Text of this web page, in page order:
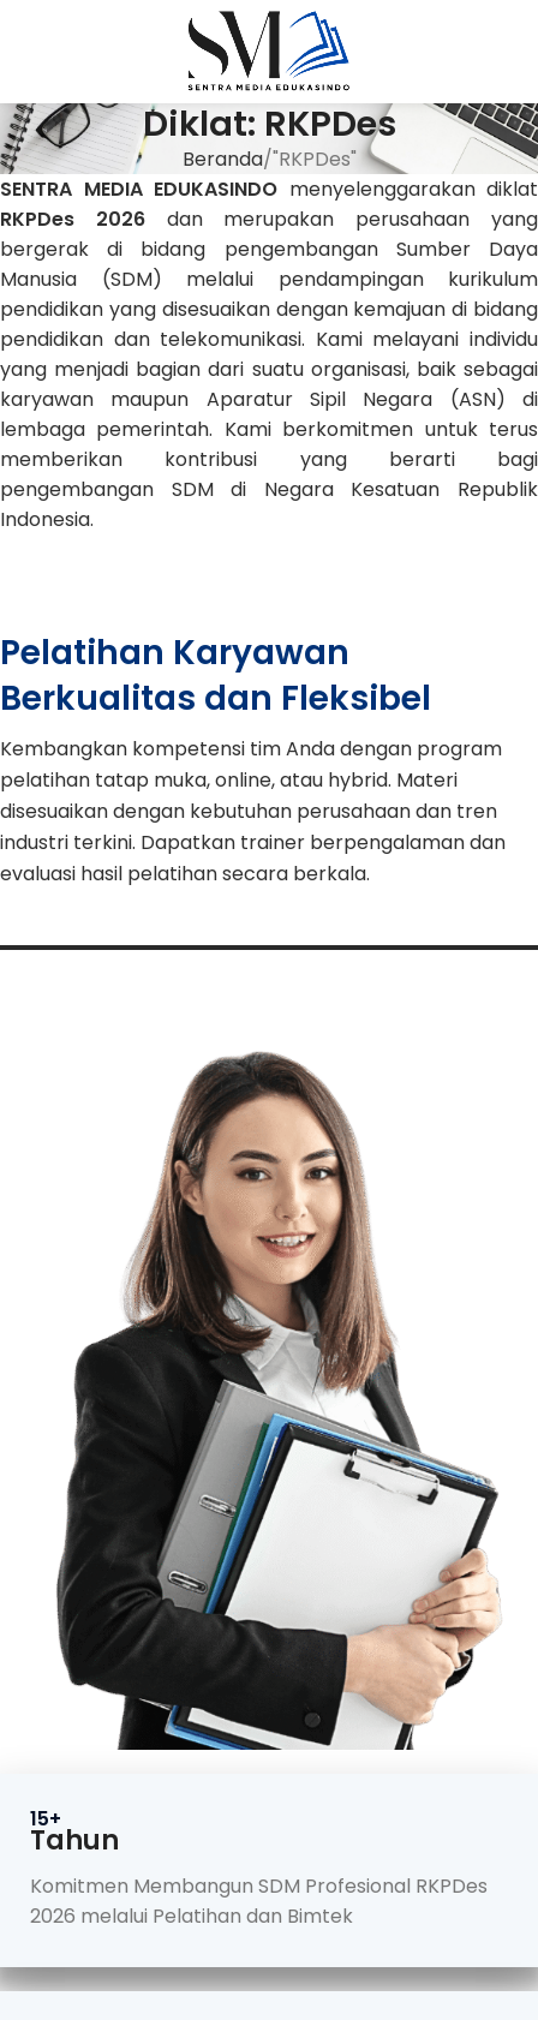
Diklat: RKPDes
Beranda "RKPDes"
SENTRA MEDIA EDUKASINDO menyelenggarakan diklat
RKPDes 2026dan merupakan perusahaan yang
bergerak di bidang pengembangan Sumber Daya
Manusia (SDM) melalui pendampingan kurikulum
pendidikan yang disesuaikan dengan kemajuan di bidang
pendidikan dan telekomunikasi. Kami melayani individu
yang menjadi bagian dari suatu organisasi, baik sebagai
karyawan maupun Aparatur Sipil Negara (ASN) di
lembaga pemerintah. Kami berkomitmen untuk terus
memberikan kontribusi yang berarti bagi
pengembangan SDM di Negara Kesatuan Republik
Indonesia.
Pelatihan Karyawan
Berkualitas dan Fleksibel
Kembangkan kompetensi tim Anda dengan program
pelatihan tatap muka, online, atau hybrid. Materi
disesuaikan dengan kebutuhan perusahaan dan tren
industri terkini. Dapatkan trainer berpengalaman dan
evaluasi hasil pelatihan secara berkala.
15+
Tahun
Komitmen Membangun SDM Profesional RKPDes
2026 melalui Pelatihan dan Bimtek